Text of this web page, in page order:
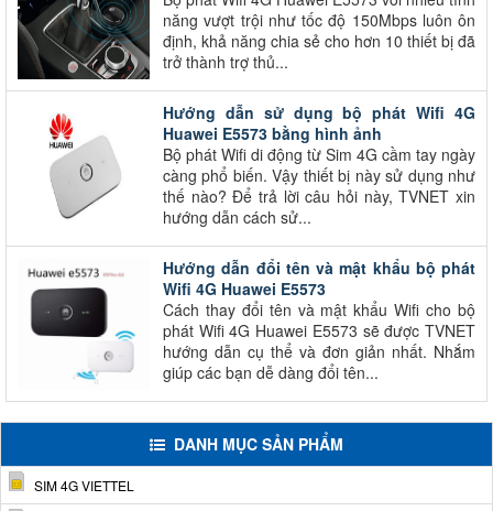
năng vượt trội như tốc độ 150Mbps luôn ôn
định, khả năng chia sẻ cho hơn 10 thiết bị đã
trở thành trợ thủ...
Hướng dẫn sử dụng bộ phát Wifi 4G
Huawei E5573 bằng hình ảnh
Bộ phát Wifi di động từ Sim 4G cầm tay ngày
càng phổ biến. Vậy thiết bị này sử dụng như
thế nào? Để trả lời câu hỏi này, TVNET xin
hướng dẫn cách sử...
Hướng dẫn đổi tên và mật khẩu bộ phát
Wifi 4G Huawei E5573
Cách thay đổi tên và mật khẩu Wifi cho bộ
phát Wifi 4G Huawei E5573 sẽ được TVNET
hướng dẫn cụ thể và đơn giản nhất. Nhắm
giúp các bạn dễ dàng đổi tên...
DANH MỤC SẢN PHẨM
SIM 4G VIETTEL